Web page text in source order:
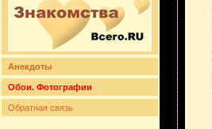
Анекдоты
Обои. Фотографии
Обратная связь